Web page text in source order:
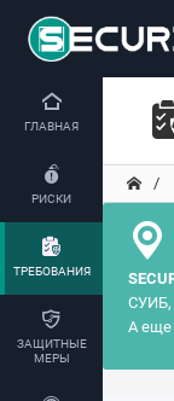
ГЛАВНАЯ
РИСКИ
ТРЕБОВАНИЯ
ЗАЩИТНЫЕ
МЕРЫ
СУИБ,
А еще